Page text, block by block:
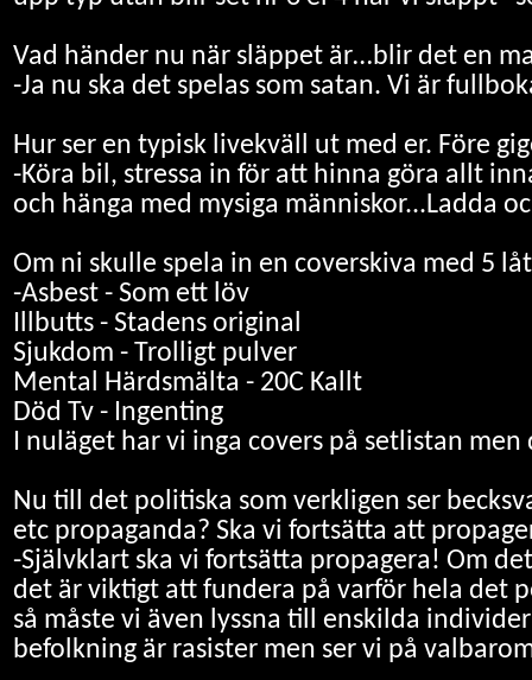
Vad händer nu när släppet är…blir det en
-Ja nu ska det spelas som satan. Vi är
Hur ser en typisk livekväll ut med er. Före
-Köra bil, stressa in för att hinna göra allt
och hänga med mysiga människor...Ladda
Om ni skulle spela in en coverskiva med 5
-Asbest - Som ett löv
Illbutts - Stadens original
Sjukdom - Trolligt pulver
Mental Härdsmälta - 20C Kallt
Död Tv - Ingenting
I nuläget har vi inga covers på setlistan
Nu till det politiska som verkligen ser
etc propaganda? Ska vi fortsätta att
-Självklart ska vi fortsätta propagera! Om
det är viktigt att fundera på varför hela det
så måste vi även lyssna till enskilda
befolkning är rasister men ser vi på